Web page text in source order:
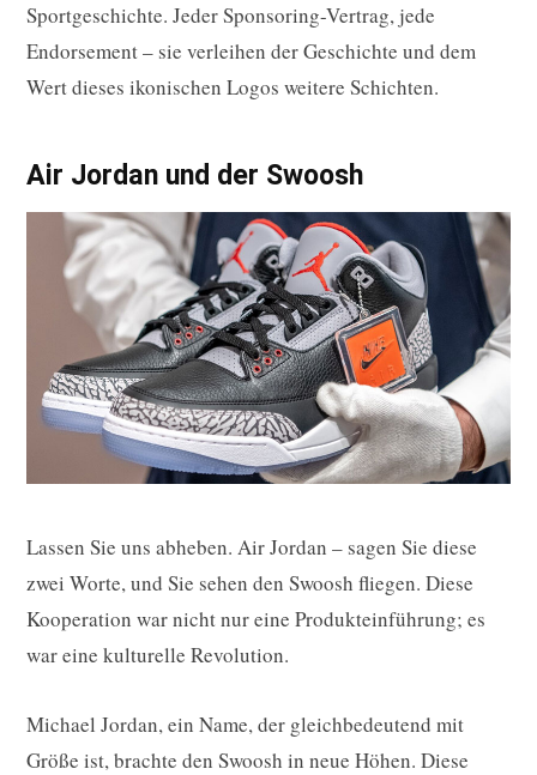
Sportgeschichte. Jeder Sponsoring-Vertrag, jede
Endorsement – sie verleihen der Geschichte und dem
Wert dieses ikonischen Logos weitere Schichten.
Air Jordan und der Swoosh
Lassen Sie uns abheben. Air Jordan – sagen Sie diese
zwei Worte, und Sie sehen den Swoosh fliegen. Diese
Kooperation war nicht nur eine Produkteinführung; es
war eine kulturelle Revolution.
Michael Jordan, ein Name, der gleichbedeutend mit
Größe ist, brachte den Swoosh in neue Höhen. Diese